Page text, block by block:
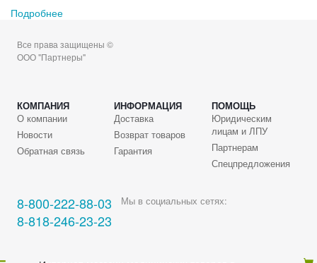
Подробнее
Все права защищены ©
ООО "Партнеры"
КОМПАНИЯ ИНФОРМАЦИЯ
ПОМОЩЬ
О компании
Новости
Обратная связь
Доставка
Возврат товаров
Гарантия
Юридическим
лицам и ЛПУ
Партнерам
Спецпредложения
8-800-222-88-03
8-818-246-23-23
Мы в социальных сетях: